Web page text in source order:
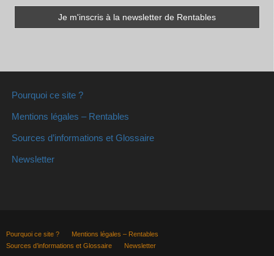
Pourquoi ce site ?
Mentions légales – Rentables
Sources d’informations et Glossaire
Newsletter
Pourquoi ce site ?
Mentions légales – Rentables
Sources d’informations et Glossaire
Newsletter